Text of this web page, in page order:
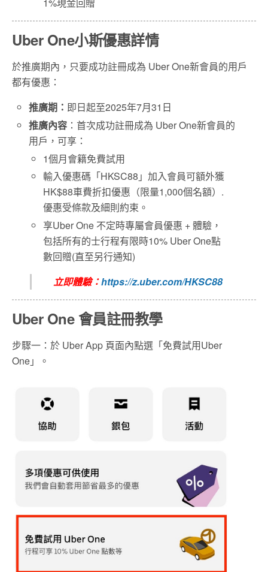
Uber One小斯優惠詳情
於推廣期內，只要成功註冊成為 Uber One新會員的用戶
都有優惠：
推廣期： 即日起至2025年7月31日
推廣內容 ：首次成功註冊成為 Uber One新會員的
用戶，可享：
1個月會籍免費試用
輸入優惠碼「HKSC88」加入會員可額外獲
HK$88車費折扣優惠（限量1,000個名額）.
優惠受條款及細則約束。
享Uber One 不定時專屬會員優惠 + 體驗，
包括所有的士行程有限時10% Uber One點
數回贈(直至另行通知)
立即體驗：https://z.uber.com/HKSC88
Uber One 會員註冊教學
步驟一： 於 Uber App 頁面內點選「免費試用Uber
One」。